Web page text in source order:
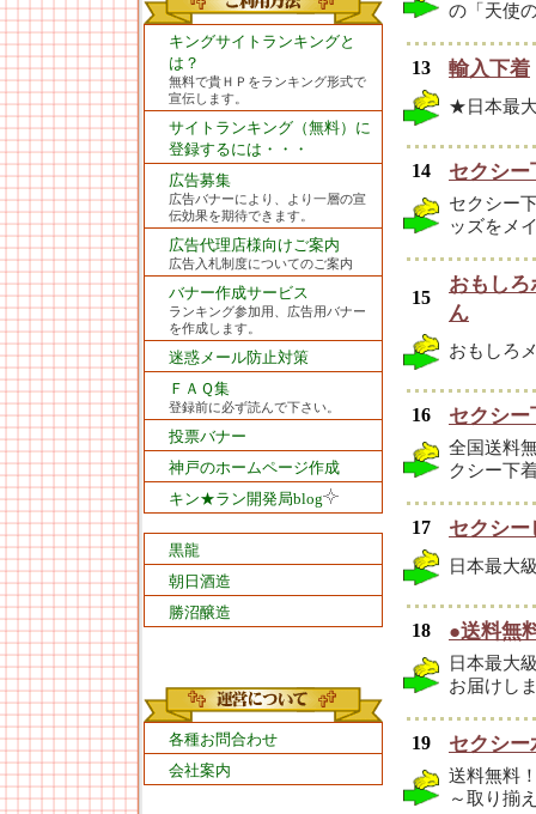
キングサイトランキングと
は？
無料で貴ＨＰをランキング形式で
宣伝します。
サイトランキング（無料）に
登録するには・・・
広告募集
広告バナーにより、より一層の宣
伝効果を期待できます。
広告代理店様向けご案内
広告入札制度についてのご案内
バナー作成サービス
ランキング参加用、広告用バナー
を作成します。
迷惑メール防止対策
ＦＡＱ集
登録前に必ず読んで下さい。
投票バナー
神戸のホームページ作成
キン★ラン開発局blog
黒龍
朝日酒造
勝沼醸造
各種お問合わせ
会社案内
の「天使
13 輸入下着
★日本最
14 セクシー
セクシー
ッズをメ
15
おもし
ん
おもしろ
16 セクシー
全国送料
クシー下
17 セクシー
日本最大
18 ●送料無
日本最大
お届けし
19 セクシー
送料無料
～取り揃